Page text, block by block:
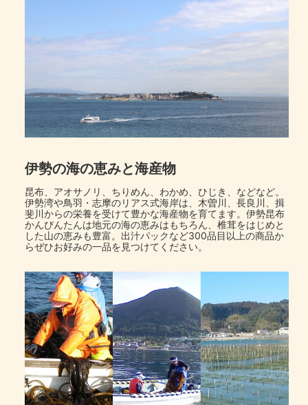
伊勢の海の恵みと海産物
昆布、アオサノリ、ちりめん、わかめ、ひじき、などなど。
伊勢湾や鳥羽・志摩のリアス式海岸は、木曽川、長良川、揖
斐川からの栄養を受けて豊かな海産物を育てます。伊勢昆布
かんぴんたんは地元の海の恵みはもちろん、椎茸をはじめと
した山の恵みも豊富。出汁パックなど300品目以上の商品か
らぜひお好みの一品を見つけてください。